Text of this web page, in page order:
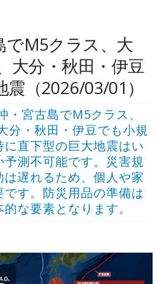
でM5クラス、大
大分・秋田・伊豆
（2026/03/01）
宮古島でM5クラス、
分・秋田・伊豆でも小規
直下型の巨大地震はい
測不可能です。災害規
遅れるため、個人や家
す。防災用品の準備は
な要素となります。